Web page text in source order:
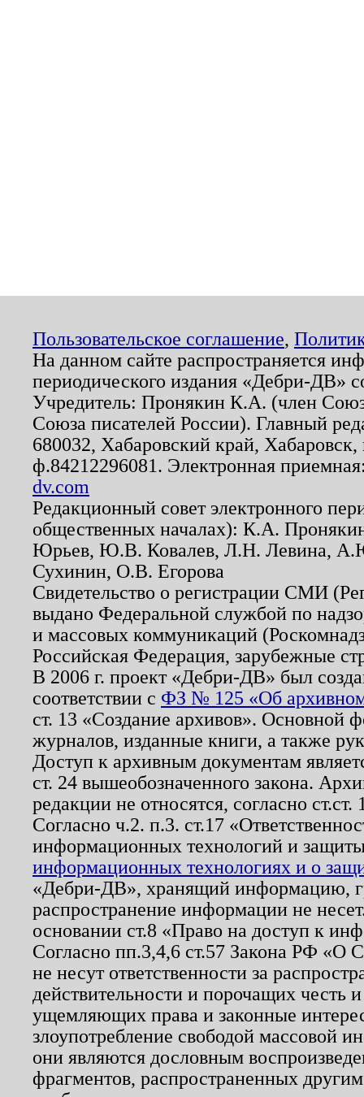
Пользовательское соглашение,
На данном сайте распространяется
периодического издания «Дебри-ДВ»
Учредитель: Пронякин К.А. (член
Союза писателей России). Главный
680032, Хабаровский край,
ф.84212296081. Электронная
dv.com
Редакционный совет электронного
общественных началах): К.А.
Юрьев, Ю.В. Ковалев, Л.Н. Левина,
Сухинин, О.В. Егорова
Свидетельство о регистрации СМИ
выдано Федеральной службой по
и массовых коммуникаций
Российская Федерация, зарубежные
В 2006 г. проект «Дебри-ДВ» был
соответствии с ФЗ № 125 «Об
ст. 13 «Создание архивов». Основной
журналов, изданные книги, а также
Доступ к архивным документам
ст. 24 вышеобозначенного закона.
редакции не относятся, согласно
Согласно ч.2. п.3. ст.17
информационных технологий и
информационных технологиях и о
«Дебри-ДВ», хранящий информацию,
распространение информации не
основании ст.8 «Право на доступ к
Согласно пп.3,4,6 ст.57 Закона РФ «О
не несут ответственности за
действительности и порочащих честь
ущемляющих права и законные
злоупотребление свободой массовой
они являются дословным
фрагментов, распространенных